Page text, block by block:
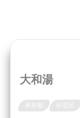
大和湯
東京都 杉並区